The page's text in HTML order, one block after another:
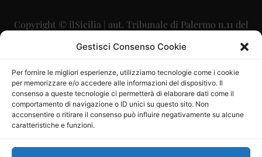
Gestisci Consenso Cookie
Per fornire le migliori esperienze, utilizziamo tecnologie come i cookie
per memorizzare e/o accedere alle informazioni del dispositivo. Il
consenso a queste tecnologie ci permetterà di elaborare dati come il
comportamento di navigazione o ID unici su questo sito. Non
acconsentire o ritirare il consenso può influire negativamente su alcune
caratteristiche e funzioni.
Copyright © ilSicilia | aut. Tribunale di Palermo n.11 del
29/09/2015
Direttore Editoriale: Maurizio Scaglione
Direttore Responsabile: Maria Calabrese